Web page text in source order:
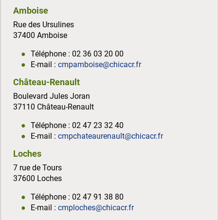
Amboise
Rue des Ursulines
37400 Amboise
Téléphone : 02 36 03 20 00
E-mail : cmpamboise@chicacr.fr
Château-Renault
Boulevard Jules Joran
37110 Château-Renault
Téléphone : 02 47 23 32 40
E-mail : cmpchateaurenault@chicacr.fr
Loches
7 rue de Tours
37600 Loches
Téléphone : 02 47 91 38 80
E-mail : cmploches@chicacr.fr